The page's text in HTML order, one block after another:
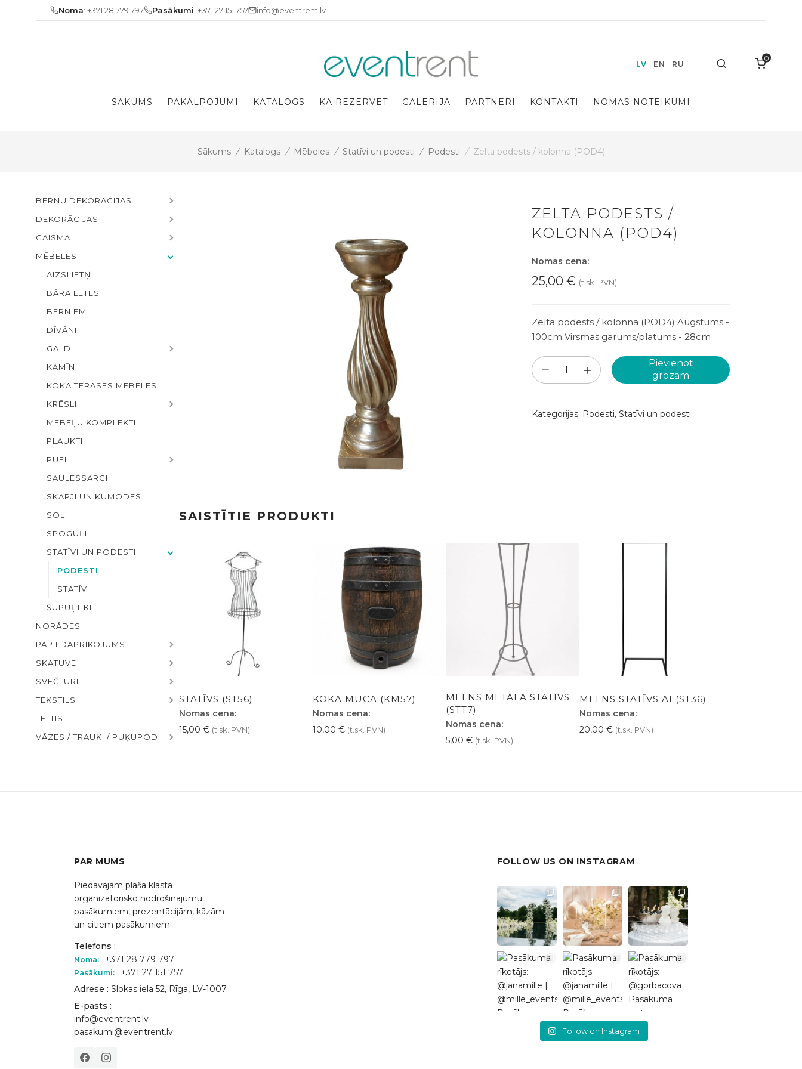
Noma: +371 28 779 797 Pasākumi: +371 27 151 757 info@eventrent.lv
SĀKUMS PAKALPOJUMI KATALOGS KĀ REZERVĒT GALERIJA PARTNERI KONTAKTI NOMAS NOTEIKUMI
LV EN RU
0
Sākums / Katalogs / Mēbeles / Statīvi un podesti / Podesti / Zelta podests / kolonna (POD4)
BĒRNU DEKORĀCIJAS
DEKORĀCIJAS
GAISMA
MĒBELES
AIZSLIETŅI
BĀRA LETES
BĒRNIEM
DĪVĀNI
GALDI
KAMĪNI
KOKA TERASES MĒBELES
KRĒSLI
MĒBEĻU KOMPLEKTI
PLAUKTI
PUFI
SAULESSARGI
SKAPJI UN KUMODES
SOLI
SPOGUĻI
STATĪVI UN PODESTI
PODESTI
STATĪVI
ŠUPUĻTĪKLI
NORĀDES
PAPILDAPRĪKOJUMS
SKATUVE
SVEČTURI
TEKSTILS
TELTIS
VĀZES / TRAUKI / PUĶUPODI
ZELTA PODESTS /
KOLONNA (POD4)
Nomas cena:
25,00€ (t.sk. PVN)
Zelta podests / kolonna (POD4) Augstums -
100cm Virsmas garums/platums - 28cm
Zelta
podests
kolonna
Pievienot
grozam
Kategorijas: Podesti,Statīvi un podesti
SAISTĪTIE PRODUKTI
STATĪVS (ST56)
Nomas cena:
15,00 € (t.sk. PVN)
KOKA MUCA (KM57)
Nomas cena:
10,00 € (t.sk. PVN)
MELNS METĀLA STATĪVS
(STT7)
Nomas cena:
5,00 € (t.sk. PVN)
MELNS STATĪVS A1 (ST36)
Nomas cena:
20,00 € (t.sk. PVN)
PAR MUMS
Piedāvājam plaša klāsta
organizatorisko nodrošinājumu
pasākumiem, prezentācijām, kāzām
un citiem pasākumiem.
Telefons :
Noma: +371 28 779 797
Pasākumi:
+371 27 151 757
Adrese : Slokas iela 52, Rīga, LV-1007
E-pasts :
info@eventrent.lv
pasakumi@eventrent.lv
FOLLOW US ON INSTAGRAM
Follow on Instagram